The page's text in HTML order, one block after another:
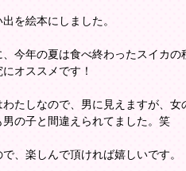
を絵本にしました。
今年の夏は食べ終わったスイカ
オススメです！
わたしなので、男に見えますが、女
の子と間違えられてました。笑
、楽しんで頂ければ嬉しいです。